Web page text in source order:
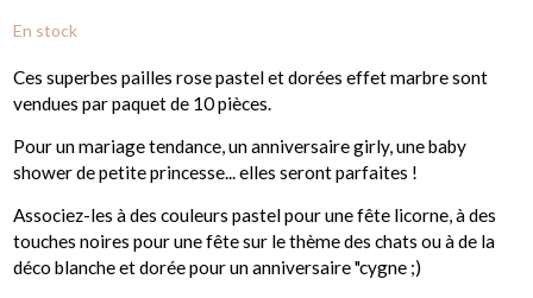
En stock
Ces superbes pailles rose pastel et dorées effet marbre sont
vendues par paquet de 10 pièces.
Pour un mariage tendance, un anniversaire girly, une baby
shower de petite princesse... elles seront parfaites !
Associez-les à des couleurs pastel pour une fête licorne, à des
touches noires pour une fête sur le thème des chats ou à de la
déco blanche et dorée pour un anniversaire "cygne ;)